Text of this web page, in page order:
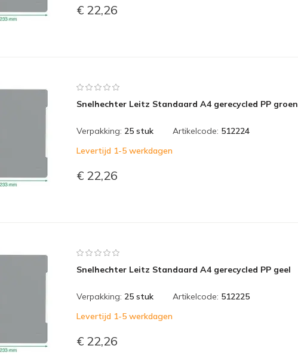
€ 22,26
Snelhechter Leitz Standaard A4 gerecycled PP groen
Verpakking: 25 stuk Artikelcode: 512224
Levertijd 1-5 werkdagen
€ 22,26
Snelhechter Leitz Standaard A4 gerecycled PP geel
Verpakking: 25 stuk Artikelcode: 512225
Levertijd 1-5 werkdagen
€ 22,26